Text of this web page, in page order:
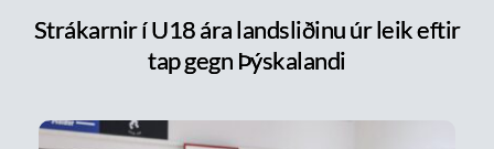
Strákarnir í U18 ára landsliðinu úr leik eftir
tap gegn Þýskalandi